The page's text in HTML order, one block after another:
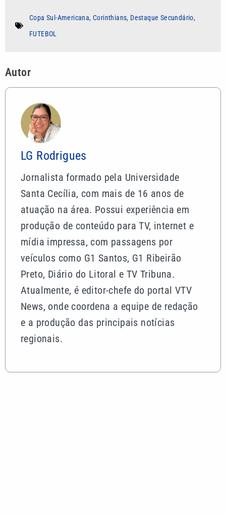
Copa Sul-Americana,Corinthians, Destaque Secundário,
FUTEBOL
Autor
LG Rodrigues
Jornalista formado pela Universidade
Santa Cecília, com mais de 16 anos de
atuação na área. Possui experiência em
produção de conteúdo para TV, internet e
mídia impressa, com passagens por
veículos como G1 Santos, G1 Ribeirão
Preto, Diário do Litoral e TV Tribuna.
Atualmente, é editor-chefe do portal VTV
News, onde coordena a equipe de redação
e a produção das principais notícias
regionais.